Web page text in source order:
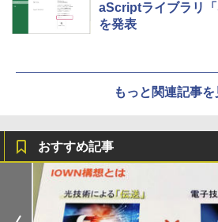
aScriptライブラリ
を発表
もっと関連記事を
おすすめ記事